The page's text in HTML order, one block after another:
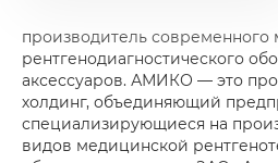
производитель современного
рентгенодиагностического
аксессуаров. АМИКО — это
холдинг, объединяющий
специализирующиеся на
видов медицинской